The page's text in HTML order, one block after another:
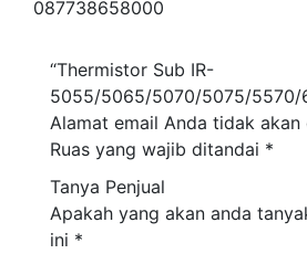
087738658000
“Thermistor Sub IR-
5055/5065/5070/5075/5570/
Alamat email Anda tidak akan
Ruas yang wajib ditandai *
Tanya Penjual
Apakah yang akan anda
ini *